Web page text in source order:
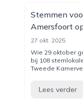
Stemmen
Amersfoort
27 okt. 2025
Wie 29 oktober
bij 108
Tweede
Lees verder